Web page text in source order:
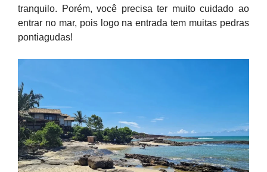
tranquilo. Porém, você precisa ter muito cuidado ao
entrar no mar, pois logo na entrada tem muitas pedras
pontiagudas!